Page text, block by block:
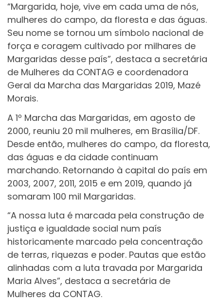
“Margarida, hoje, vive em cada uma de nós,
mulheres do campo, da floresta e das águas.
Seu nome se tornou um símbolo nacional de
força e coragem cultivado por milhares de
Margaridas desse país”, destaca a secretária
de Mulheres da CONTAG e coordenadora
Geral da Marcha das Margaridas 2019, Mazé
Morais.
A 1º Marcha das Margaridas, em agosto de
2000, reuniu 20 mil mulheres, em Brasília/DF.
Desde então, mulheres do campo, da floresta,
das águas e da cidade continuam
marchando. Retornando à capital do país em
2003, 2007, 2011, 2015 e em 2019, quando já
somaram 100 mil Margaridas.
“A nossa luta é marcada pela construção de
justiça e igualdade social num país
historicamente marcado pela concentração
de terras, riquezas e poder. Pautas que estão
alinhadas com a luta travada por Margarida
Maria Alves”, destaca a secretária de
Mulheres da CONTAG.